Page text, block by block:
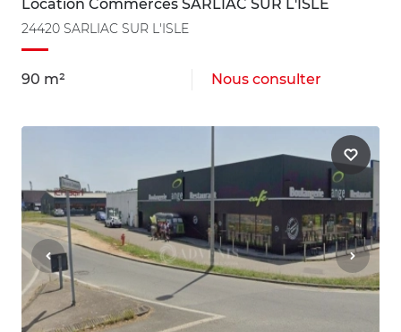
Location Commerces SARLIAC SUR L'ISLE
24420 SARLIAC SUR L'ISLE
90 m² Nous consulter